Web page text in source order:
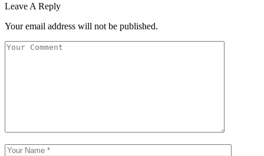
Leave A Reply
Your email address will not be published.